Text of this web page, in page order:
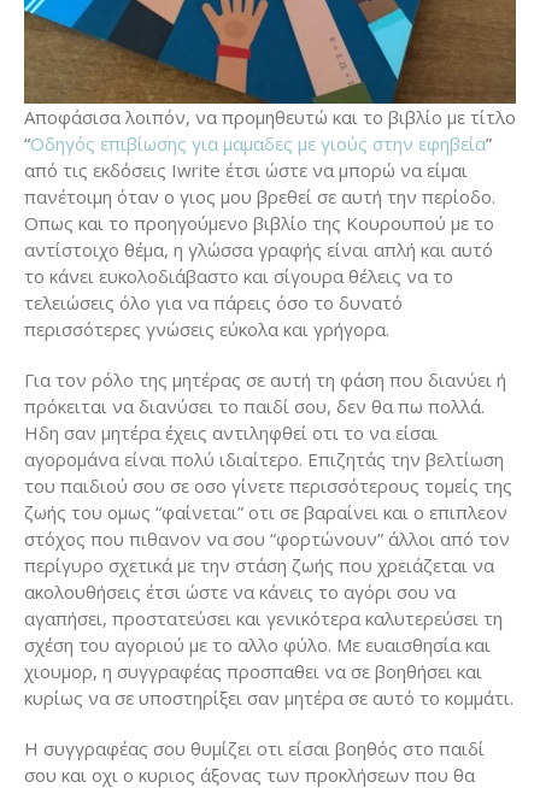
Αποφάσισα λοιπόν, να προμηθευτώ και το βιβλίο με τίτλο
“Οδηγός επιβίωσης για μαμαδες με γιούς στην εφηβεία”
από τις εκδόσεις Iwrite έτσι ώστε να μπορώ να είμαι
πανέτοιμη όταν ο γιος μου βρεθεί σε αυτή την περίοδο.
Οπως και το προηγούμενο βιβλίο της Κουρουπού με το
αντίστοιχο θέμα, η γλώσσα γραφής είναι απλή και αυτό
το κάνει ευκολοδιάβαστο και σίγουρα θέλεις να το
τελειώσεις όλο για να πάρεις όσο το δυνατό
περισσότερες γνώσεις εύκολα και γρήγορα.
Για τον ρόλο της μητέρας σε αυτή τη φάση που διανύει ή
πρόκειται να διανύσει το παιδί σου, δεν θα πω πολλά.
Ηδη σαν μητέρα έχεις αντιληφθεί οτι το να είσαι
αγορομάνα είναι πολύ ιδιαίτερο. Επιζητάς την βελτίωση
του παιδιού σου σε οσο γίνετε περισσότερους τομείς της
ζωής του ομως “φαίνεται” οτι σε βαραίνει και ο επιπλεον
στόχος που πιθανον να σου “φορτώνουν” άλλοι από τον
περίγυρο σχετικά με την στάση ζωής που χρειάζεται να
ακολουθήσεις έτσι ώστε να κάνεις το αγόρι σου να
αγαπήσει, προστατεύσει και γενικότερα καλυτερεύσει τη
σχέση του αγοριού με το αλλο φύλο. Με ευαισθησία και
χιουμορ, η συγγραφέας προσπαθει να σε βοηθήσει και
κυρίως να σε υποστηρίξει σαν μητέρα σε αυτό το κομμάτι.
Η συγγραφέας σου θυμίζει οτι είσαι βοηθός στο παιδί
σου και οχι ο κυριος άξονας των προκλήσεων που θα